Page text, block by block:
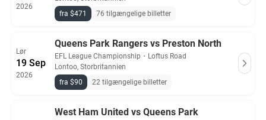
2026
fra $471
76 tilgængelige billetter
Lør
19 Sep
2026
Queens Park Rangers vs Preston North
EFL League Championship ・ Loftus Road
Lontoo, Storbritannien
fra $90
22 tilgængelige billetter
West Ham United vs Queens Park